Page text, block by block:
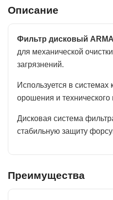
Описание
Фильтр дисковый
для механической
загрязнений.
Используется в системах
орошения и
Дисковая система
стабильную защиту
Преимущества